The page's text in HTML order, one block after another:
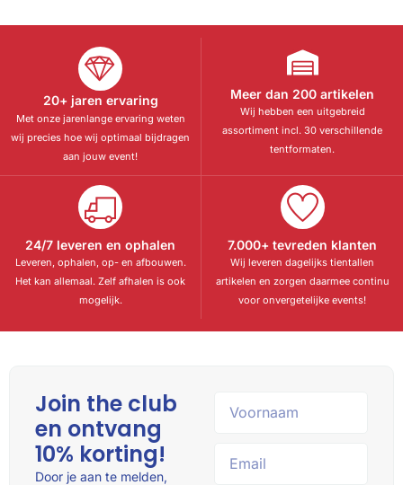
20+ jaren ervaring
Met onze jarenlange ervaring weten
wij precies hoe wij optimaal bijdragen
aan jouw event!
Meer dan 200 artikelen
Wij hebben een uitgebreid
assortiment incl. 30 verschillende
tentformaten.
24/7 leveren en ophalen
Leveren, ophalen, op- en afbouwen.
Het kan allemaal. Zelf afhalen is ook
mogelijk.
7.000+ tevreden klanten
Wij leveren dagelijks tientallen
artikelen en zorgen daarmee continu
voor onvergetelijke events!
Join the club
en ontvang
10% korting!
Door je aan te melden,